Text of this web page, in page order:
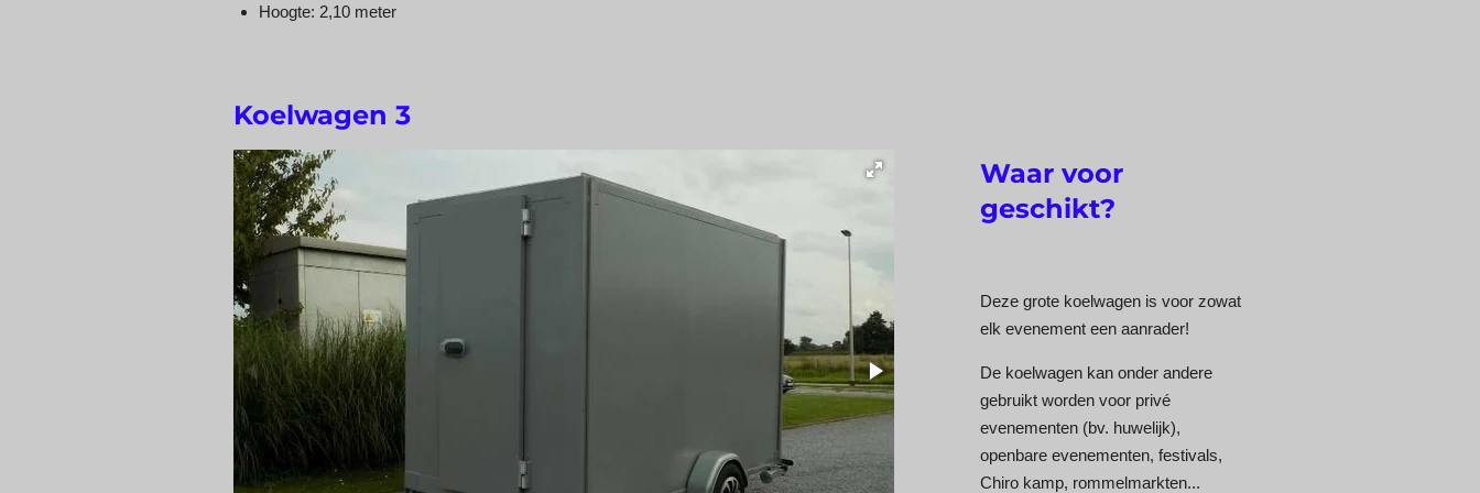
Hoogte: 2,10 meter
Koelwagen 3
Waar voor
geschikt?
Deze grote koelwagen is voor zowat
elk evenement een aanrader!
De koelwagen kan onder andere
gebruikt worden voor privé
evenementen (bv. huwelijk),
openbare evenementen, festivals,
Chiro kamp, rommelmarkten...